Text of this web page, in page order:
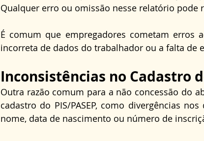
Qualquer erro ou omissão nesse relatório pode
É comum que empregadores cometam erros
incorreta de dados do trabalhador ou a falta de
Inconsistências no Cadastro
Outra razão comum para a não concessão do
cadastro do PIS/PASEP, como divergências
nome, data de nascimento ou número de